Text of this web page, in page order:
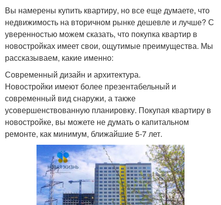
Вы намерены купить квартиру, но все еще думаете, что
недвижимость на вторичном рынке дешевле и лучше? С
уверенностью можем сказать, что покупка квартир в
новостройках имеет свои, ощутимые преимущества. Мы
рассказываем, какие именно:
Современный дизайн и архитектура.
Новостройки имеют более презентабельный и
современный вид снаружи, а также
усовершенствованную планировку. Покупая квартиру в
новостройке, вы можете не думать о капитальном
ремонте, как минимум, ближайшие 5-7 лет.